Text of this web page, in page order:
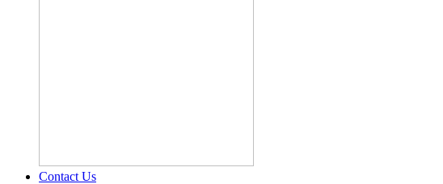
Contact Us